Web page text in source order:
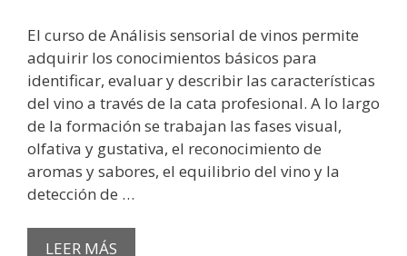
El curso de Análisis sensorial de vinos permite
adquirir los conocimientos básicos para
identificar, evaluar y describir las características
del vino a través de la cata profesional. A lo largo
de la formación se trabajan las fases visual,
olfativa y gustativa, el reconocimiento de
aromas y sabores, el equilibrio del vino y la
detección de …
LEER MÁS